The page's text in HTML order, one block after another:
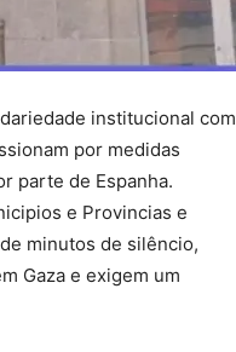
institucional com
por medidas
parte de Espanha.
e Provincias e
minutos de silêncio,
Gaza e exigem um